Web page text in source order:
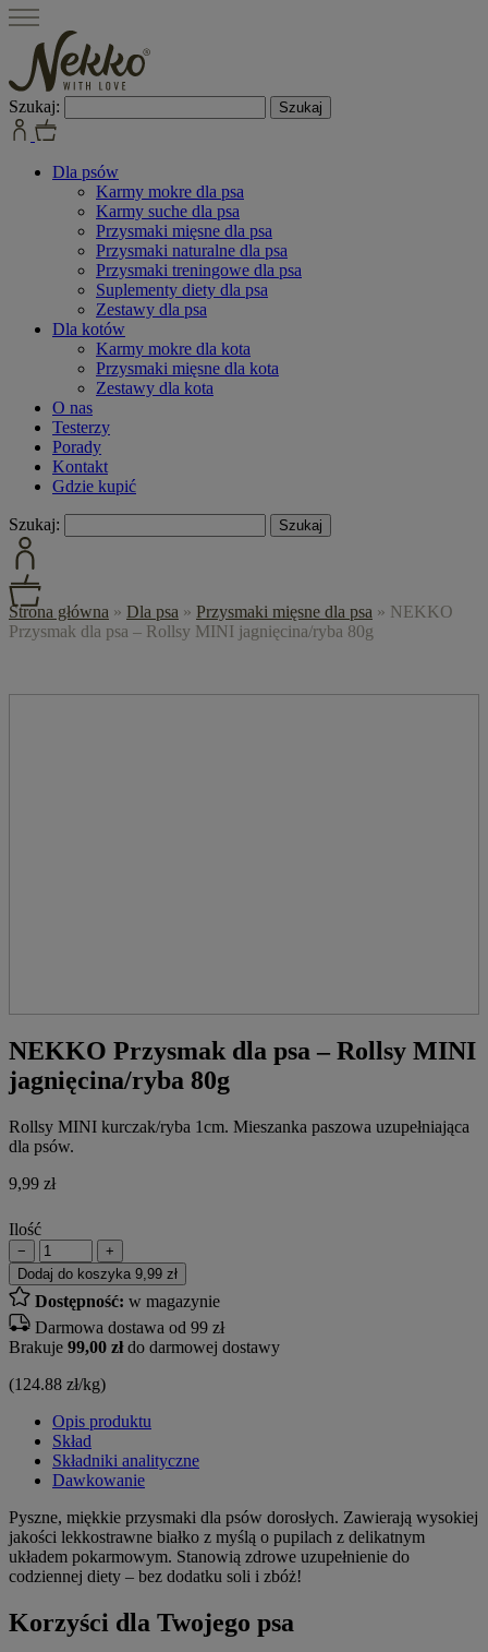
Szukaj:
Dla psów
Karmy mokre dla psa
Karmy suche dla psa
Przysmaki mięsne dla psa
Przysmaki naturalne dla psa
Przysmaki treningowe dla psa
Suplementy diety dla psa
Zestawy dla psa
Dla kotów
Karmy mokre dla kota
Przysmaki mięsne dla kota
Zestawy dla kota
O nas
Testerzy
Porady
Kontakt
Gdzie kupić
Szukaj:
Strona główna » Dla psa » Przysmaki mięsne dla psa » NEKKO
Przysmak dla psa – Rollsy MINI jagnięcina/ryba 80g
NEKKO Przysmak dla psa – Rollsy MINI
jagnięcina/ryba 80g
Rollsy MINI kurczak/ryba 1cm. Mieszanka paszowa uzupełniająca
dla psów.
9,99 zł
Ilość
−
+
Dodaj do koszyka 9,99 zł
Dostępność: w magazynie
Darmowa dostawa od 99 zł
Brakuje 99,00 złdo darmowej dostawy
(124.88 zł/kg)
Opis produktu
Skład
Składniki analityczne
Dawkowanie
Pyszne, miękkie przysmaki dla psów dorosłych. Zawierają wysokiej
jakości lekkostrawne białko z myślą o pupilach z delikatnym
układem pokarmowym. Stanowią zdrowe uzupełnienie do
codziennej diety – bez dodatku soli i zbóż!
Korzyści dla Twojego psa